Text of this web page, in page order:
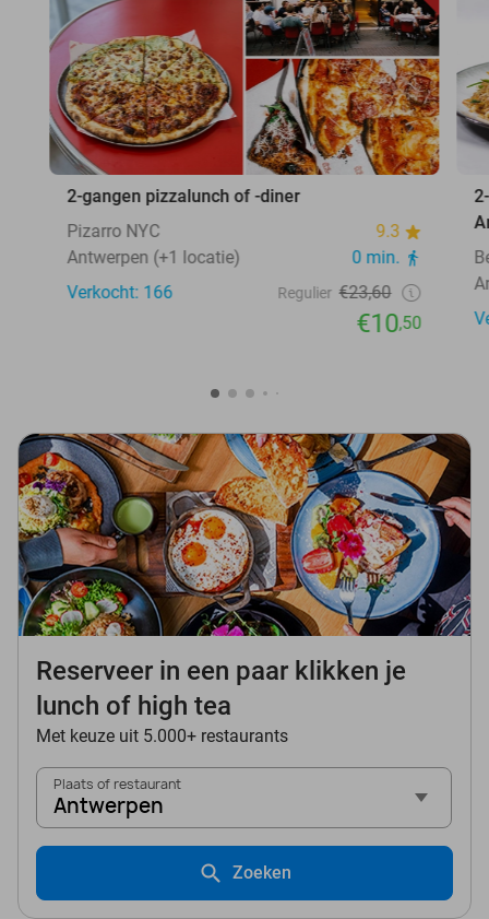
2-gangen pizzalunch of -diner
Pizarro NYC
9.3
Antwerpen (+1 locatie)
0 min.
Verkocht: 166
Regulier €23,60
€10,50
Reserveer in een paar klikken je
lunch of high tea
Met keuze uit 5.000+ restaurants
Plaats of restaurant
Antwerpen
Zoeken